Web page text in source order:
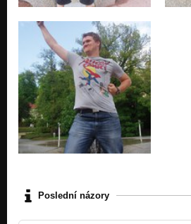
Poslední názory